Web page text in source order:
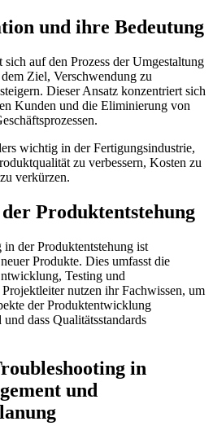
und ihre Bedeutung
auf den Prozess der Umgestaltung
Ziel, Verschwendung zu
Dieser Ansatz konzentriert sich
Kunden und die Eliminierung von
wichtig in der Fertigungsindustrie,
zu verbessern, Kosten zu
verkürzen.
Produktentstehung
der Produktentstehung ist
Produkte. Dies umfasst die
Testing und
nutzen ihr Fachwissen, um
der Produktentwicklung
dass Qualitätsstandards
in
und